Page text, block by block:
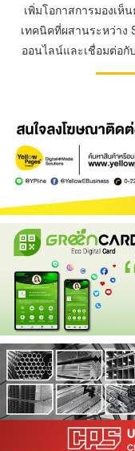
เพิ่มโอกาสการมองเ
เทคนิคที่ผสานระหว่าง
ออนไลน์และเชื่อมต่อกั